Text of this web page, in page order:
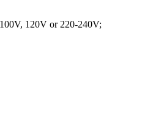
120V or 220-240V;